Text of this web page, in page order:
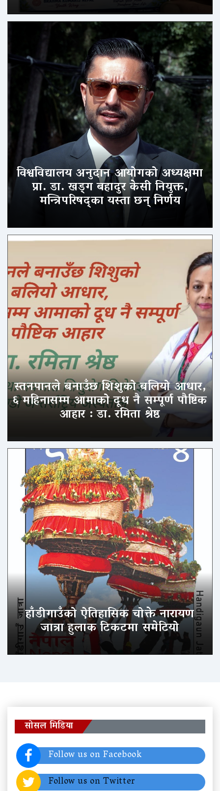
विश्वविद्यालय अनुदान आयोगको अध्यक्षमा
प्रा. डा. खड्ग बहादुर केसी नियुक्त,
मन्त्रिपरिषद्का यस्ता छन् निर्णय
स्तनपानले बनाउँछ शिशुको बलियो आधार,
६ महिनासम्म आमाको दूध नै सम्पूर्ण पौष्टिक
आहार : डा. रमिता श्रेष्ठ
हाँडीगाउँको ऐतिहासिक चोक्ते नारायण
जात्रा हुलाक टिकटमा समेटियो
सोसल मिडिया
Follow us on Facebook
Follow us on Twitter